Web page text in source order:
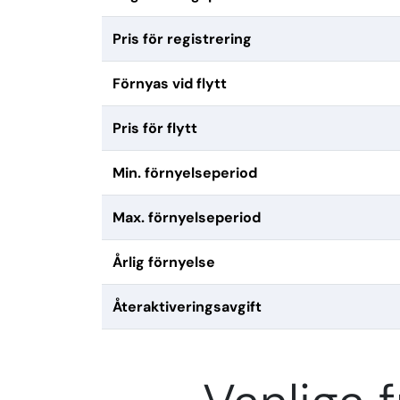
Pris för registrering
Förnyas vid flytt
Pris för flytt
Min. förnyelseperiod
Max. förnyelseperiod
Årlig förnyelse
Återaktiveringsavgift